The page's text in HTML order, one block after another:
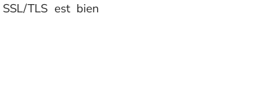
TLS est bien